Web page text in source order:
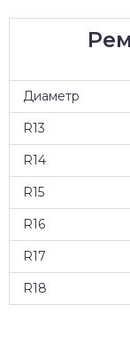
Диаметр
R13
R14
R15
R16
R17
R18